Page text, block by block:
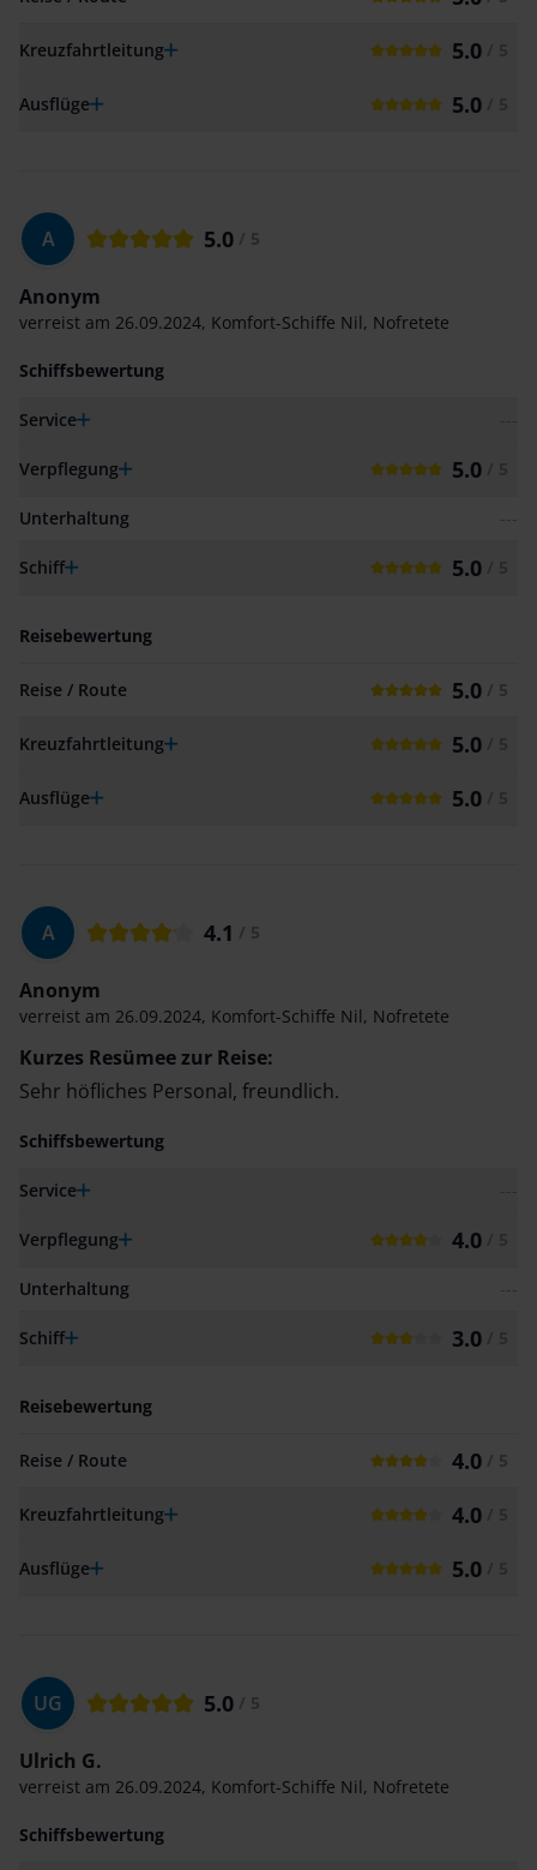
Kreuzfahrtleitung 5.0
Ausflüge 5.0
A 5.0 / 5
Anonym
verreist am 26.09.2024, Komfort-Schiffe Nil, Nofretete
Schiffsbewertung
Service
Verpflegung 5.0
Unterhaltung ---
Schiff 5.0
Reisebewertung
Reise / Route 5.0 / 5
Kreuzfahrtleitung 5.0
Ausflüge 5.0
A 4.1 / 5
Anonym
verreist am 26.09.2024, Komfort-Schiffe Nil, Nofretete
Kurzes Resümee zur Reise:
Sehr höfliches Personal, freundlich.
Schiffsbewertung
Service
Verpflegung 4.0
Unterhaltung ---
Schiff 3.0
Reisebewertung
Reise / Route 4.0 / 5
Kreuzfahrtleitung 4.0
Ausflüge 5.0
UG 5.0 / 5
Ulrich G.
verreist am 26.09.2024, Komfort-Schiffe Nil, Nofretete
Schiffsbewertung